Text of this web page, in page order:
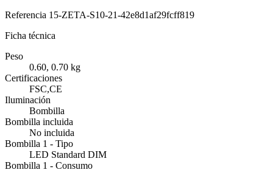
Referencia 15-ZETA-S10-21-42e8d1af29fcff819
Ficha técnica
Peso
0.60, 0.70 kg
Certificaciones
FSC,CE
Iluminación
Bombilla
Bombilla incluida
No incluida
Bombilla 1 - Tipo
LED Standard DIM
Bombilla 1 - Consumo